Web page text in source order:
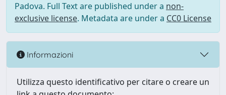
Padova. Full Text are published under a non-
exclusive license. Metadata are under a CC0 License
Informazioni
Utilizza questo identificativo per citare o creare un